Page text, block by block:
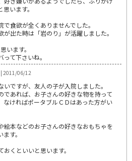
います。
食欲が全くありませんでした。
出た時は「岩のり」が活躍しました。
います。
て下さいね。
| 2011/06/12
いですが、友人の子が入院しました。
であれば、お子さんの好きな物を持って
なければポータブルＣＤはあった方がい
絵本などのお子さんの好きなおもちゃを
す。
くといいと思います。